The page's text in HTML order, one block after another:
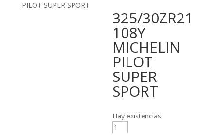
PILOT SUPER SPORT
325/30ZR21
108Y
MICHELIN
PILOT
SUPER
SPORT
Hay existencias
325/30ZR21